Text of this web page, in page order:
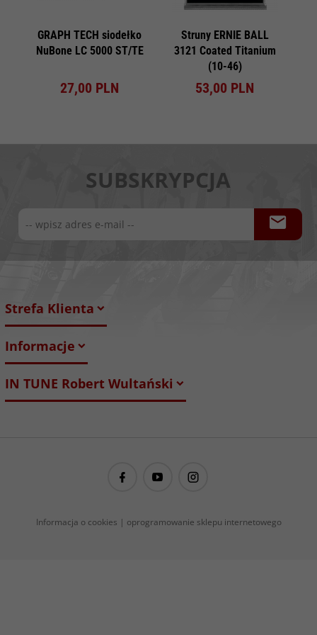
GRAPH TECH siodełko
NuBone LC 5000 ST/TE
27,00 PLN
Struny ERNIE BALL
3121 Coated Titanium
(10-46)
53,00 PLN
SUBSKRYPCJA
Strefa Klienta
Informacje
IN TUNE Robert Wultański
guitarproject@guitarproject.pl
Informacja o cookies | oprogramowanie sklepu internetowego